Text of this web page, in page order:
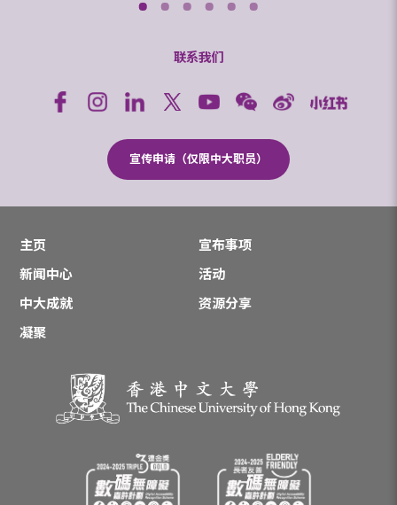
联系我们
宣传申请（仅限中大职员）
主页
宣布事项
新闻中心
活动
中大成就
资源分享
凝聚